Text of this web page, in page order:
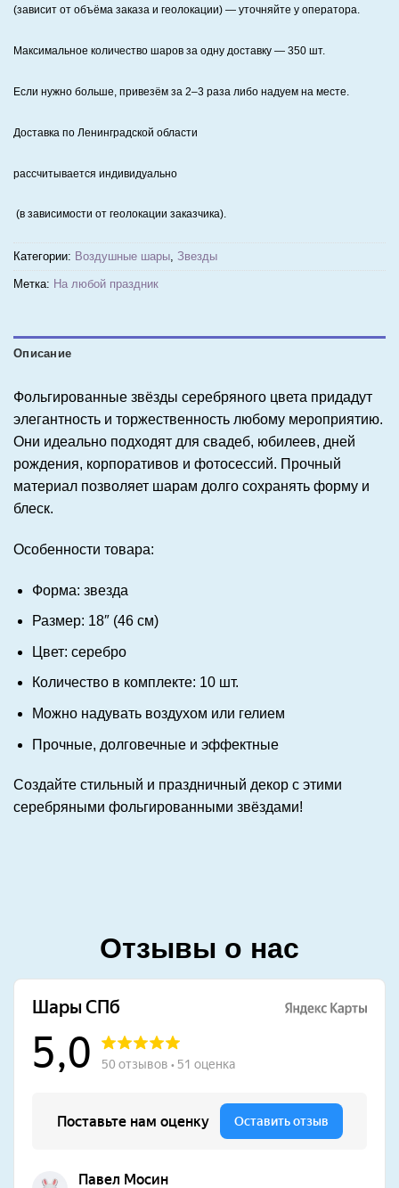
(зависит от объёма заказа и геолокации) — уточняйте у оператора.
Максимальное количество шаров за одну доставку — 350 шт.
Если нужно больше, привезём за 2–3 раза либо надуем на месте.
Доставка по Ленинградской области
рассчитывается индивидуально
(в зависимости от геолокации заказчика).
Категории: Воздушные шары, Звезды
Метка: На любой праздник
Описание
Фольгированные звёзды серебряного цвета придадут
элегантность и торжественность любому мероприятию.
Они идеально подходят для свадеб, юбилеев, дней
рождения, корпоративов и фотосессий. Прочный
материал позволяет шарам долго сохранять форму и
блеск.
Особенности товара:
Форма: звезда
Размер: 18″ (46 см)
Цвет: серебро
Количество в комплекте: 10 шт.
Можно надувать воздухом или гелием
Прочные, долговечные и эффектные
Создайте стильный и праздничный декор с этими
серебряными фольгированными звёздами!
Отзывы о нас